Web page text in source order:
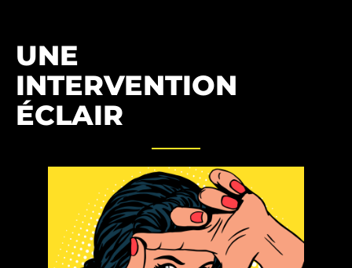
UNE
INTERVENTION
ÉCLAIR